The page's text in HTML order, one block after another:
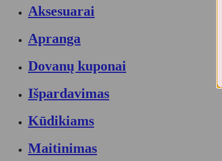
Aksesuarai
Apranga
Dovanų kuponai
Išpardavimas
Kūdikiams
Maitinimas